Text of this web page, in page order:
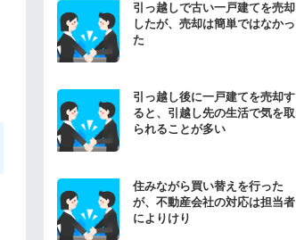
引っ越しで古い一戸建てを売却
したが、売却は簡単ではなかっ
た
引っ越し後に一戸建てを売却す
ると、引越し先の生活で気を取
られることが多い
住みながら買い替えを行った
が、不動産会社の対応は担当者
によりけり